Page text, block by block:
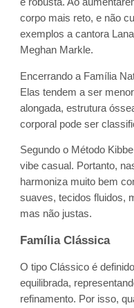
corpo mais reto, e não
exemplos a cantora
Meghan Markle.
Encerrando a Família
Elas tendem a ser
alongada, estrutura
corporal pode ser
Segundo o Método
vibe casual. Portanto,
harmoniza muito bem
suaves, tecidos fluidos,
mas não justas.
Família Clássica
O tipo Clássico é
equilibrada,
refinamento. Por isso,